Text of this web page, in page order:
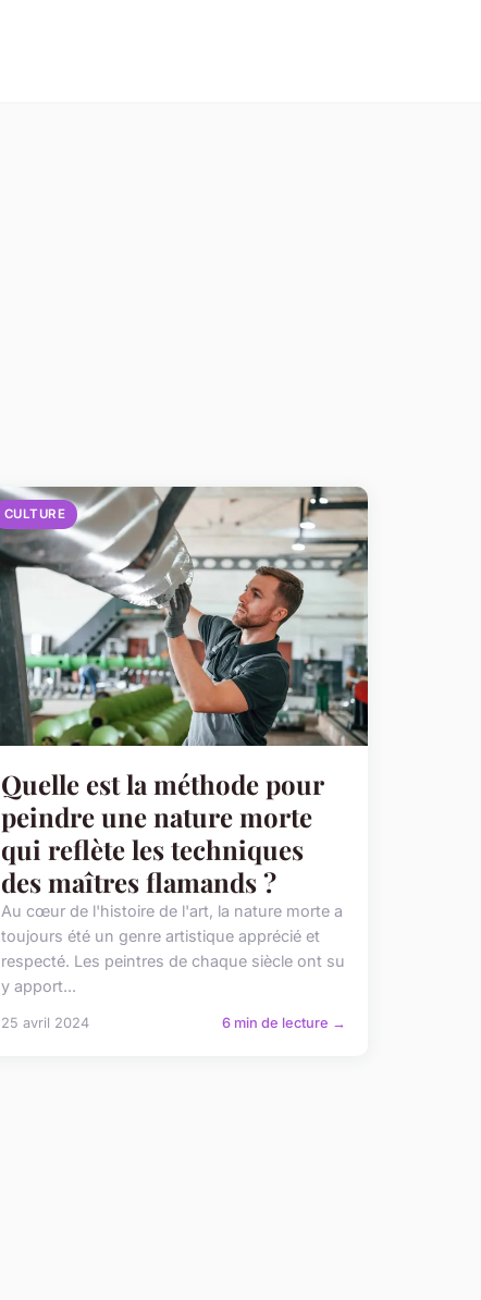
CULTURE
Quelle est la méthode pour
peindre une nature morte
qui reflète les techniques
des maîtres flamands ?
Au cœur de l'histoire de l'art, la nature morte a
toujours été un genre artistique apprécié et
respecté. Les peintres de chaque siècle ont su
y apport...
25 avril 2024 6 min de lecture →